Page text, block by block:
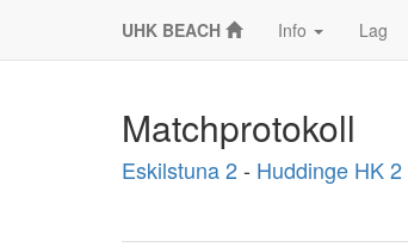
UHK BEACH Info Lag
Matchprotokoll
Eskilstuna 2- Huddinge HK 2